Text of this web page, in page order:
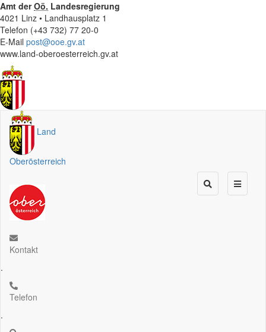
Amt derOö. Landesregierung
4021 Linz • Landhausplatz 1
Telefon (+43 732) 77 20-0
E-Mail post@ooe.gv.at
www.land-oberoesterreich.gv.at
Land
Oberösterreich
Kontakt
.
Telefon
.